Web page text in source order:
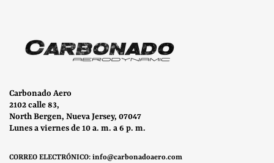
Carbonado Aero
2102 calle 83,
North Bergen, Nueva Jersey, 07047
Lunes a viernes de 10 a. m. a 6 p. m.
CORREO ELECTRÓNICO: info@carbonadoaero.com